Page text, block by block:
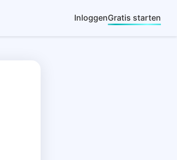
InloggenGratis starten